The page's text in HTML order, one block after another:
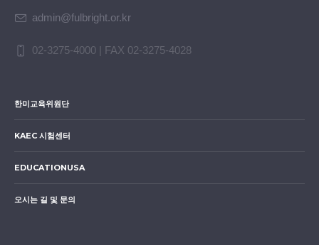
admin@fulbright.or.kr
02-3275-4000 | FAX 02-3275-4028
한미교육위원단
KAEC 시험센터
EDUCATIONUSA
오시는 길 및 문의